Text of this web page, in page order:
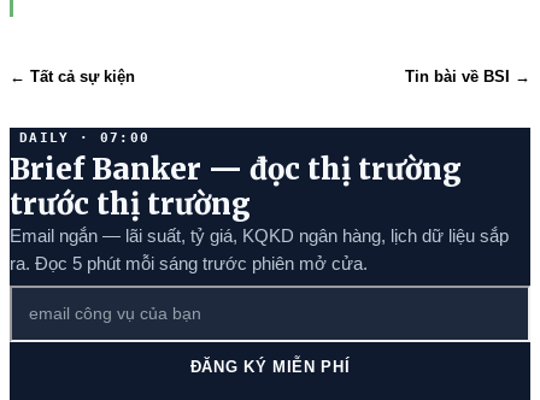
← Tất cả sự kiện Tin bài về BSI →
DAILY · 07:00
Brief Banker — đọc thị trường
trước thị trường
Email ngắn — lãi suất, tỷ giá, KQKD ngân hàng, lịch dữ liệu sắp
ra. Đọc 5 phút mỗi sáng trước phiên mở cửa.
ĐĂNG KÝ MIỄN PHÍ